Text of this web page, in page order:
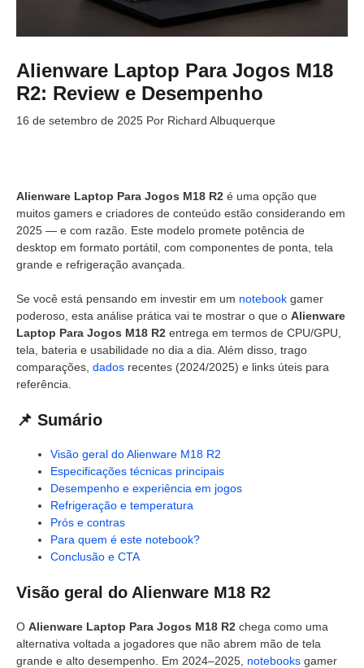
Alienware Laptop Para Jogos M18
R2: Review e Desempenho
16 de setembro de 2025 Por Richard Albuquerque
Alienware Laptop Para Jogos M18 R2 é uma opção que
muitos gamers e criadores de conteúdo estão considerando em
2025 — e com razão. Este modelo promete potência de
desktop em formato portátil, com componentes de ponta, tela
grande e refrigeração avançada.
Se você está pensando em investir em um notebook gamer
poderoso, esta análise prática vai te mostrar o que o Alienware
Laptop Para Jogos M18 R2 entrega em termos de CPU/GPU,
tela, bateria e usabilidade no dia a dia. Além disso, trago
comparações, dados recentes (2024/2025) e links úteis para
referência.
📌 Sumário
Visão geral do Alienware M18 R2
Especificações técnicas principais
Desempenho e experiência em jogos
Refrigeração e temperatura
Prós e contras
Para quem é este notebook?
Conclusão e CTA
Visão geral do Alienware M18 R2
O Alienware Laptop Para Jogos M18 R2 chega como uma
alternativa voltada a jogadores que não abrem mão de tela
grande e alto desempenho. Em 2024–2025, notebooks gamer